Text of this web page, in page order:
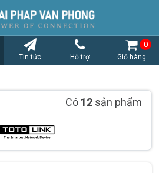
Tin tức Hỗ trợ Giỏ hàng
0
Có 12 sản phẩm